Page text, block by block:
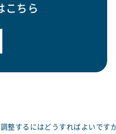
こちら
整するにはどうすればよいです